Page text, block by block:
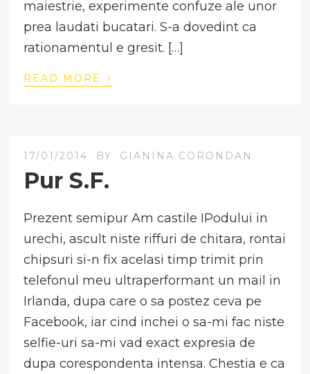
maiestrie, experimente confuze ale unor
prea laudati bucatari. S-a dovedint ca
rationamentul e gresit. […]
READ MORE ›
17/01/2014 BY GIANINA CORONDAN
Pur S.F.
Prezent semipur Am castile IPodului in
urechi, ascult niste riffuri de chitara, rontai
chipsuri si-n fix acelasi timp trimit prin
telefonul meu ultraperformant un mail in
Irlanda, dupa care o sa postez ceva pe
Facebook, iar cind inchei o sa-mi fac niste
selfie-uri sa-mi vad exact expresia de
dupa corespondenta intensa. Chestia e ca